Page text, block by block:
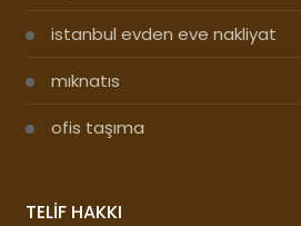
istanbul evden eve nakliyat
mıknatıs
ofis taşıma
TELİF HAKKI